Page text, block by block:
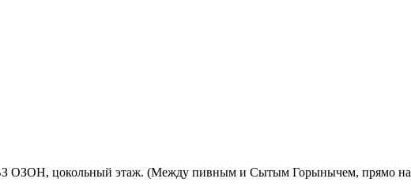
ОЗОН, цокольный этаж. (Между пивным и Сытым Горынычем, прямо на